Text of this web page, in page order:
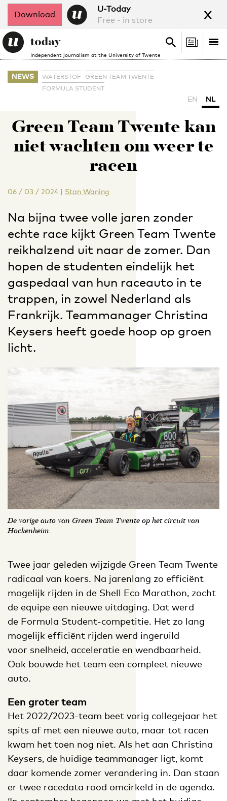
Download
U-Today
Free - in store
x
Independent journalism at the University of Twente
Search
Search
NEWS WATERSTOF
GREEN TEAM TWENTE
FORMULA STUDENT
EN NL
Green Team Twente kan
niet wachten om weer te
racen
06 / 03 / 2024 | Stan Waning
Na bijna twee volle jaren zonder
echte race kijkt Green Team Twente
reikhalzend uit naar de zomer. Dan
hopen de studenten eindelijk het
gaspedaal van hun raceauto in te
trappen, in zowel Nederland als
Frankrijk. Teammanager Christina
Keysers heeft goede hoop op groen
licht.
De vorige auto van Green Team Twente op het circuit van
Hockenheim.
Twee jaar geleden wijzigde Green Team Twente
radicaal van koers. Na jarenlang zo efficiënt
mogelijk rijden in de Shell Eco Marathon, zocht
de equipe een nieuwe uitdaging. Dat werd
de Formula Student-competitie. Het zo lang
mogelijk efficiënt rijden werd ingeruild
voor snelheid, acceleratie en wendbaarheid.
Ook bouwde het team een compleet nieuwe
auto.
Een groter team
Het 2022/2023-team beet vorig collegejaar het
spits af met een nieuwe auto, maar tot racen
kwam het toen nog niet. Als het aan Christina
Keysers, de huidige teammanager ligt, komt
daar komende zomer verandering in. Dan staan
er twee racedata rood omcirkeld in de agenda.